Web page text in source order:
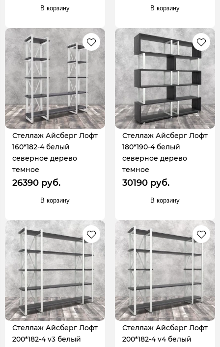
В корзину В корзину
Стеллаж Айсберг Лофт
160*182-4 белый
северное дерево
темное
26390 руб.
В корзину
Стеллаж Айсберг Лофт
180*190-4 белый
северное дерево
темное
30190 руб.
В корзину
Стеллаж Айсберг Лофт
200*182-4 v3 белый
Стеллаж Айсберг Лофт
200*182-4 v4 белый